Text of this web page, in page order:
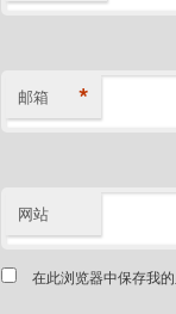
邮箱 *
网站
在此浏览器中保存我